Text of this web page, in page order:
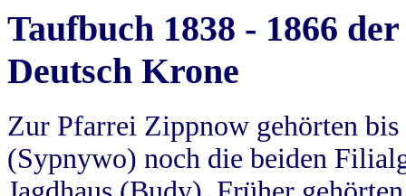
Taufbuch 1838 - 1866
Deutsch Krone
Zur Pfarrei Zippnow gehörten
(Sypnywo) noch die beiden